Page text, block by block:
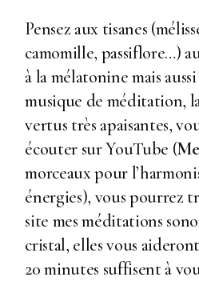
Pensez aux tisanes
camomille, passiflore…)
à la mélatonine mais
musique de méditation,
vertus très apaisantes,
écouter sur YouTube (
morceaux pour
énergies), vous pourrez
site mes méditations
cristal, elles vous
20 minutes suffisent à